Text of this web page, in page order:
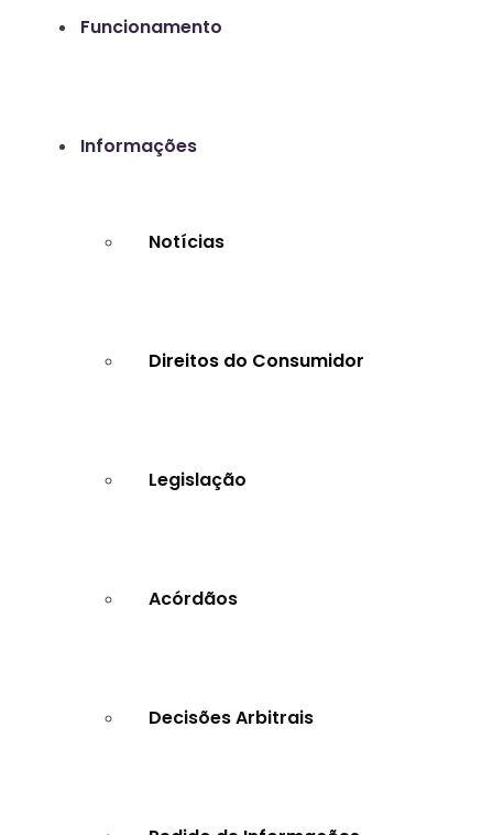
Funcionamento
Informações
Notícias
Direitos do Consumidor
Legislação
Acórdãos
Decisões Arbitrais